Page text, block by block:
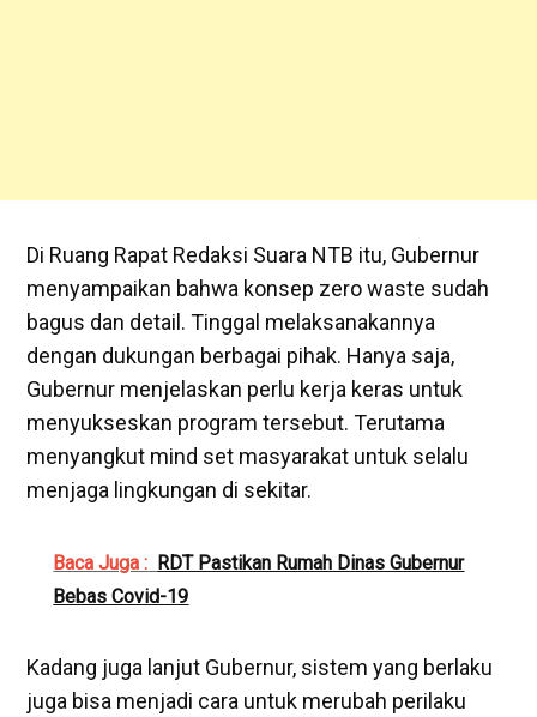
Di Ruang Rapat Redaksi Suara NTB itu, Gubernur
menyampaikan bahwa konsep zero waste sudah
bagus dan detail. Tinggal melaksanakannya
dengan dukungan berbagai pihak. Hanya saja,
Gubernur menjelaskan perlu kerja keras untuk
menyukseskan program tersebut. Terutama
menyangkut mind set masyarakat untuk selalu
menjaga lingkungan di sekitar.
Baca Juga : RDT Pastikan Rumah Dinas Gubernur
Bebas Covid-19
Kadang juga lanjut Gubernur, sistem yang berlaku
juga bisa menjadi cara untuk merubah perilaku